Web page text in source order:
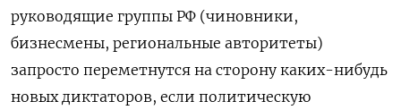
руководящие группы РФ (чиновники,
бизнесмены, региональные авторитеты)
запросто переметнутся на сторону каких-нибудь
новых диктаторов, если политическую